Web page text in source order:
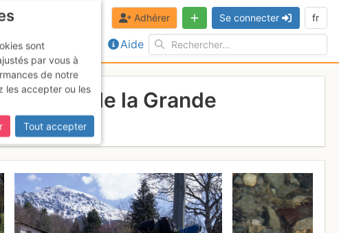
Aide
Adhérer Se connecter fr
cirque de la Grande
2017
sont
par vous à
de notre
les accepter ou les
Tout accepter